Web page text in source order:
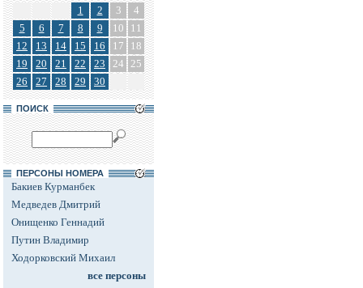
1 2 3
4
5
6 7 8 9 10
11
12
13 14 15 16 17
18
19
20 21 22 23 24 25
26
27 28 29 30
ПОИСК
ПЕРСОНЫ НОМЕРА
Бакиев Курманбек
Медведев Дмитрий
Онищенко Геннадий
Путин Владимир
Ходорковский Михаил
все персоны